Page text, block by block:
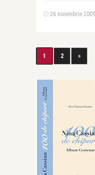
26 noiembrie
1 2 »